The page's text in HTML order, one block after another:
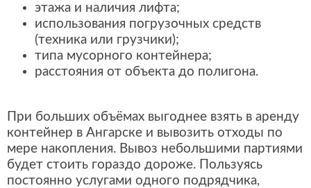
этажа и наличия лифта;
использования погрузочных средств
(техника или грузчики);
типа мусорного контейнера;
расстояния от объекта до полигона.
При больших объёмах выгоднее взять в аренду
контейнер в Ангарске и вывозить отходы по
мере накопления. Вывоз небольшими партиями
будет стоить гораздо дороже. Пользуясь
постоянно услугами одного подрядчика,